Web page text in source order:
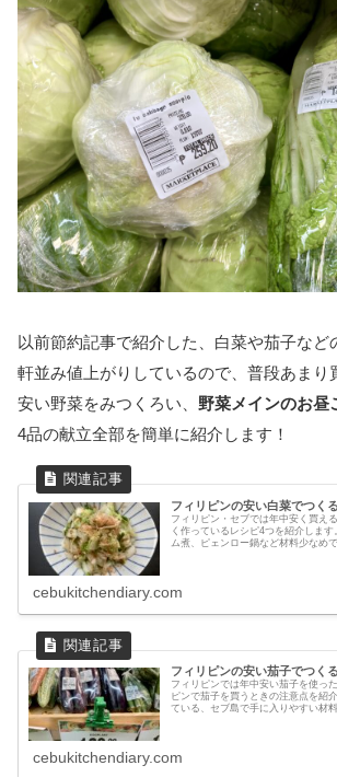
以前節約記事で紹介した、白菜や茄子など
軒並み値上がりしているので、普段あまり
安い野菜をみつくろい、 野菜メインのお昼
4品の献立全部を簡単に紹介します！
フィリピンの安い白菜でつく
フィリピン・セブでは年中安く買え
く作っているレシピ4つを紹介しま
ム煮、ピェンロー鍋など材料少なめ
cebukitchendiary.com
フィリピンの安い茄子でつく
フィリピンでは年中安い茄子を使っ
ピンで茄子を買うときの注意点を紹
ている、セブ島で手に入りやすい材
cebukitchendiary.com